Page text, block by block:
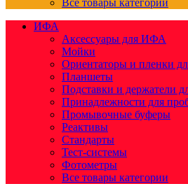
Все товары категории
ИФА
Аксессуары для ИФА
Мойки
Ориентаторы и пленки
Планшеты
Подставки и держатели
Принадлежности для
Промывочные буферы
Реактивы
Стандарты
Тест-системы
Фотометры
Все товары категории